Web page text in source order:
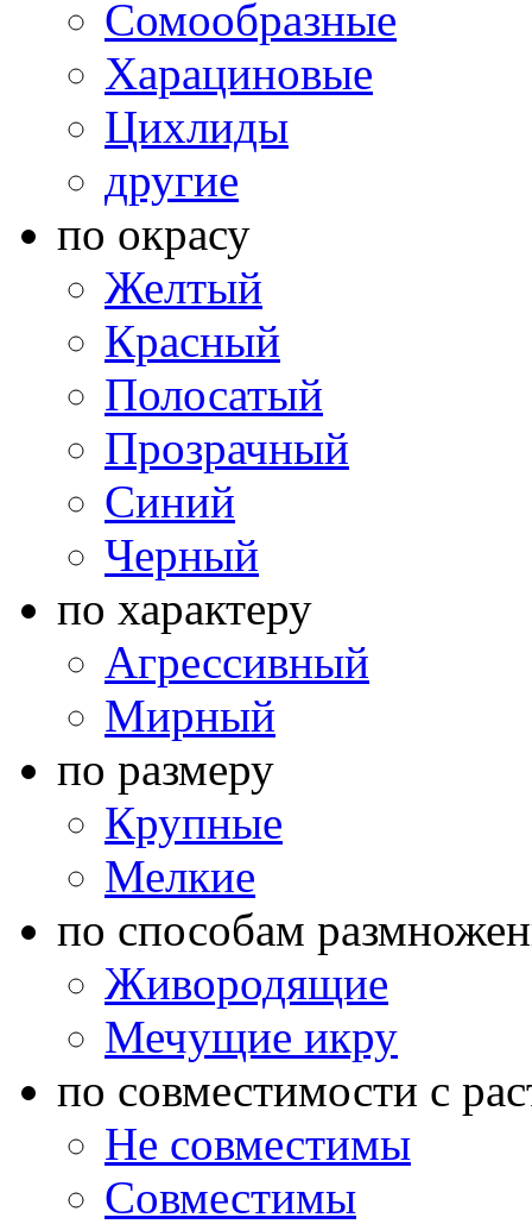
Сомообразные
Харациновые
Цихлиды
другие
по окрасу
Желтый
Красный
Полосатый
Прозрачный
Синий
Черный
по характеру
Агрессивный
Мирный
по размеру
Крупные
Мелкие
по способам
Живородящие
Мечущие икру
по совместимости с
Не совместимы
Совместимы